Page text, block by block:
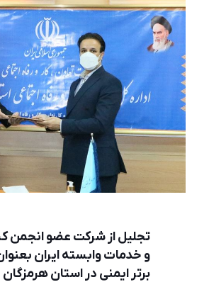
تجلیل از شرکت عضو انجمن
و خدمات وابسته ایران
برتر ایمنی در استان هرمزگان